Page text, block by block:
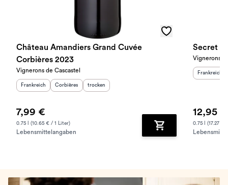
Château Amandiers Grand Cuvée
Corbières 2023
Vignerons de Cascastel
Herkunftsland
Frankreich Herkunftsregion:
Corbières Geschmack
trocken
7,99 €
0.75 l (10.65 € / 1 Liter)
Lebensmittelangaben Zum Warenkorb
Secret
Vignerons
Frankreich
12,95 €
0.75 l (17.27 €